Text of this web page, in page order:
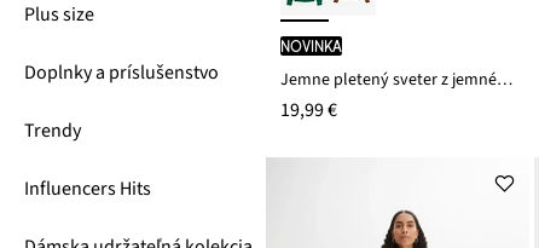
Plus size
Doplnky a príslušenstvo
Trendy
Influencers Hits
novinka
Jemne pletený sveter z jemného viskózového mixu
19,99 €